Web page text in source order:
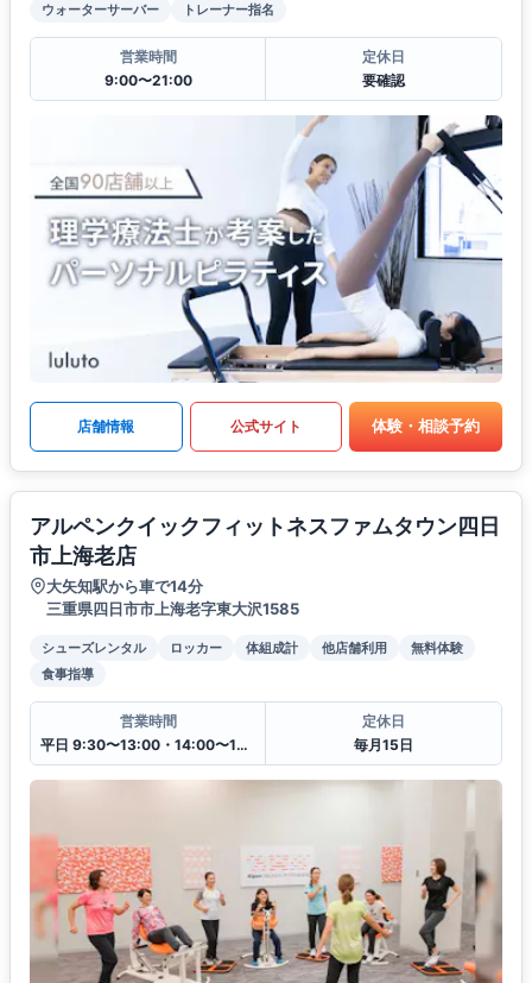
ウォーターサーバー
トレーナー指名
営業時間
9:00〜21:00
定休日
要確認
店舗情報 公式サイト 体験・相談予約
アルペンクイックフィットネスファムタウン四日
市上海老店
大矢知駅から車で14分
三重県四日市市上海老字東大沢1585
シューズレンタル ロッカー 体組成計 他店舗利用
無料体験
食事指導
営業時間
平日 9:30〜13:00・14:00〜19:30
定休日
毎月15日